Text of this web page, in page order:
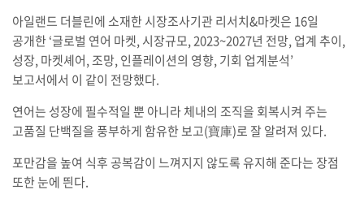
아일랜드 더블린에 소재한 시장조사기관 리서치&마켓은 16일
공개한 ‘글로벌 연어 마켓, 시장규모, 2023~2027년 전망, 업계 추이,
성장, 마켓셰어, 조망, 인플레이션의 영향, 기회 업계분석’
보고서에서 이 같이 전망했다.
연어는 성장에 필수적일 뿐 아니라 체내의 조직을 회복시켜 주는
고품질 단백질을 풍부하게 함유한 보고(寶庫)로 잘 알려져 있다.
포만감을 높여 식후 공복감이 느껴지지 않도록 유지해 준다는 장점
또한 눈에 띈다.